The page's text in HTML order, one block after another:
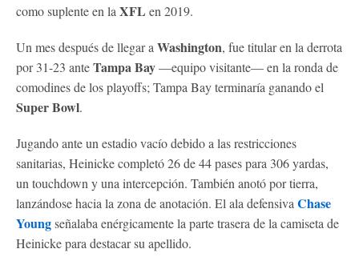
como suplente en la XFL en 2019.
Un mes después de llegar a Washington, fue titular en la derrota
por 31-23 anteTampa Bay—equipo visitante— en la ronda de
comodines de los playoffs; Tampa Bay terminaría ganando el
Super Bowl.
Jugando ante un estadio vacío debido a las restricciones
sanitarias, Heinicke completó 26 de 44 pases para 306 yardas,
un touchdown y una intercepción. También anotó por tierra,
lanzándose hacia la zona de anotación. El ala defensiva Chase
Youngseñalaba enérgicamente la parte trasera de la camiseta de
Heinicke para destacar su apellido.